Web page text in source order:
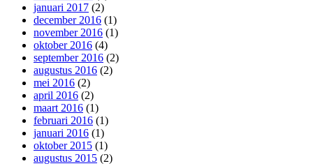
januari 2017 (2)
december 2016 (1)
november 2016 (1)
oktober 2016 (4)
september 2016 (2)
augustus 2016 (2)
mei 2016 (2)
april 2016 (2)
maart 2016 (1)
februari 2016 (1)
januari 2016 (1)
oktober 2015 (1)
augustus 2015 (2)